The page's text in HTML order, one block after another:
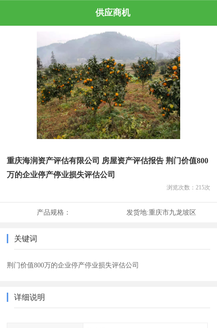
供应商机
重庆海润资产评估有限公司 房屋资产评估报告 荆门价值800
万的企业停产停业损失评估公司
浏览次数： 215次
产品规格： 发货地:重庆市九龙坡区
关键词
荆门价值800万的企业停产停业损失评估公司
详细说明